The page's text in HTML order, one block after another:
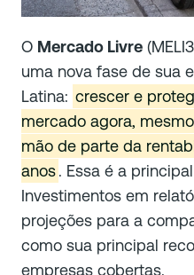
O Mercado Livre
uma nova fase de sua
Latina: crescer e
mercado agora,
mão de parte da
anos. Essa é a
Investimentos em
projeções para a
como sua principal
empresas cobertas.